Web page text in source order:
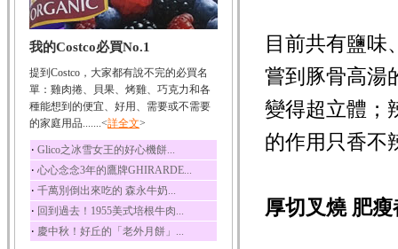
椰子含有糖類、脂肪、
蛋白質、維生素及多...
荔枝
荔枝性質溫和所含的營
養素有醣類、檸檬酸...
五味子
五味子性質溫熱所含營
養成分有揮發油、檸...
草魚
草魚含有維生素A、維生
素C、及豐富的蛋白...
我的Costco必買No.1
提到Costco，大家都有說不完的必買名
單：雞肉捲、貝果、烤雞、巧克力和各
種能想到的便宜、好用、需要或不需要
的家庭用品.......<詳全文>
‧ Glico之冰雪女王的好心機餅...
‧ 心心念念3年的鷹牌GHIRARDE...
‧ 千萬別倒出來吃的 森永牛奶...
‧ 回到過去！1955美式培根牛肉...
‧ 慶中秋！好丘的「老外月餅」...
目前共有鹽味
嘗到豚骨高湯
變得超立體；
的作用只香不
厚切叉燒 肥